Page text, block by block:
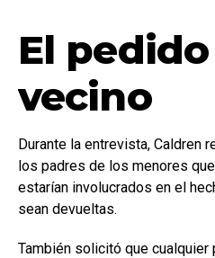
El
vecino
Durante la entrevista, Caldren
los padres de los menores
estarían involucrados en el
sean devueltas.
También solicitó que cualquier